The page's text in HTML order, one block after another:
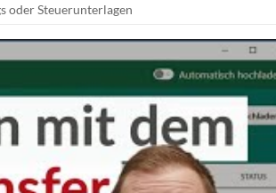
oder Steuerunterlagen